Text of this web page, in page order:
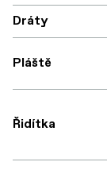
Dráty
Pláště
Řidítka